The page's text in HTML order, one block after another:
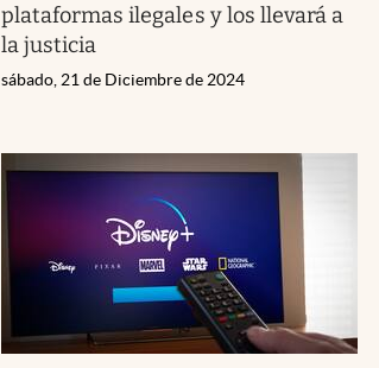
plataformas ilegales y los llevará a
la justicia
sábado, 21 de Diciembre de 2024